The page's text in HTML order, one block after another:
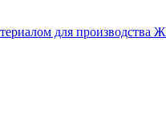
для производства